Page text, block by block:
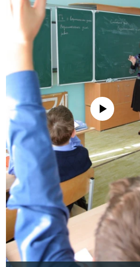
No media source